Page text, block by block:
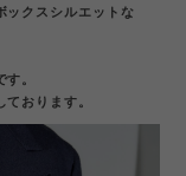
ックスシルエットな
。
おります。